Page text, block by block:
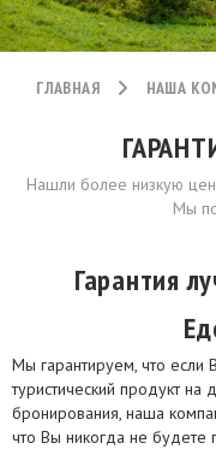
ГЛАВНАЯ НАША
Нашли более низкую
Мы
Гарантия
Мы гарантируем, что если
туристический продукт на
бронирования, наша
что Вы никогда не будете